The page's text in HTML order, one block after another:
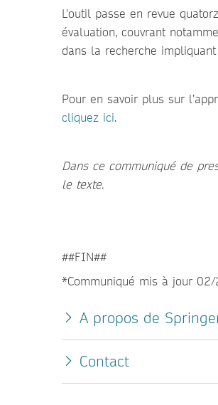
L'outil passe en revue
évaluation, couvrant
dans la recherche
Pour en savoir plus sur
cliquez ici.
Dans ce communiqué de
le texte.
##FIN##
*Communiqué mis à jour
A propos de
Contact